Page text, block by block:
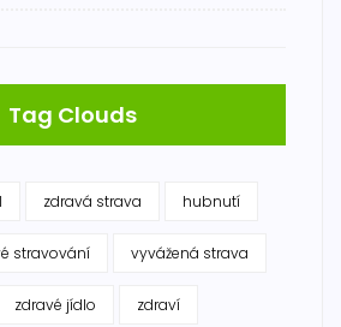
Tag Clouds
zdravá strava hubnutí
stravování vyvážená strava
zdravé jídlo zdraví